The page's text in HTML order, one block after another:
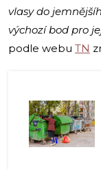
vlasy do
výchozí bod pro
podle webu TN